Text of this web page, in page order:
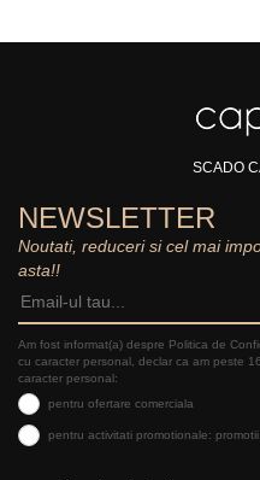
SCADO
NEWSLETTER
Noutati, reduceri si cel mai
asta!!
Am fost informat(a) despre Politica de
cu caracter personal, declar ca am peste
caracter personal:
pentru ofertare comerciala
pentru activitati promotionale: